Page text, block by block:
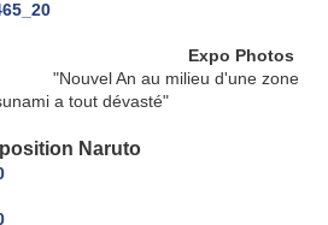
Expo Photos
milieu d'une zone
a tout dévasté"
Naruto